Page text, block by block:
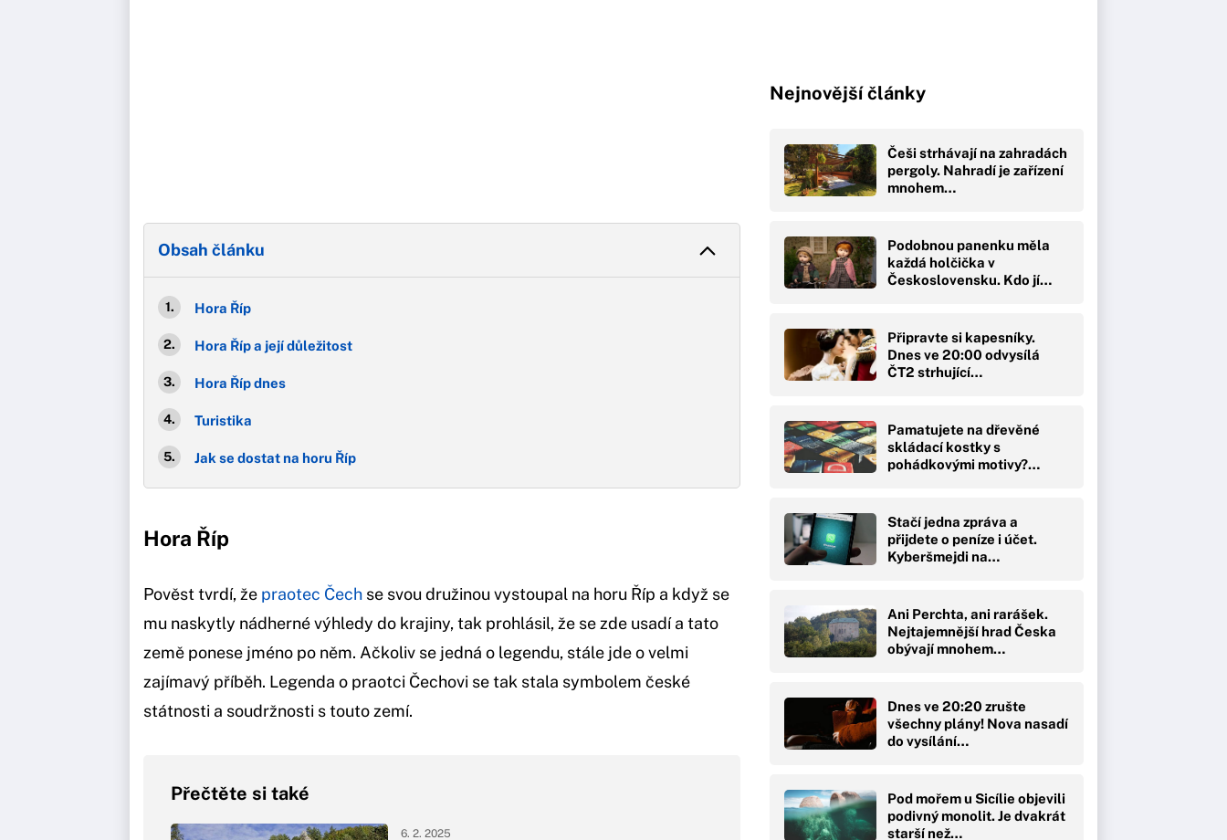
Obsah článku
Hora Říp
Hora Říp a její důležitost
Hora Říp dnes
Turistika
Jak se dostat na horu Říp
Hora Říp
Pověst tvrdí, že praotec Čech se svou družinou vystoupal na horu Říp a když se
mu naskytly nádherné výhledy do krajiny, tak prohlásil, že se zde usadí a tato
země ponese jméno po něm. Ačkoliv se jedná o legendu, stále jde o velmi
zajímavý příběh. Legenda o praotci Čechovi se tak stala symbolem české
státnosti a soudržnosti s touto zemí.
Přečtěte si také
6. 2. 2025
Nejnovější články
Češi strhávají na zahradách
pergoly. Nahradí je zařízení
mnohem…
Podobnou panenku měla
každá holčička v
Československu. Kdo jí…
Připravte si kapesníky.
Dnes ve 20:00 odvysílá
ČT2 strhující…
Pamatujete na dřevěné
skládací kostky s
pohádkovými motivy?…
Stačí jedna zpráva a
přijdete o peníze i účet.
Kyberšmejdi na…
Ani Perchta, ani rarášek.
Nejtajemnější hrad Česka
obývají mnohem…
Dnes ve 20:20 zrušte
všechny plány! Nova nasadí
do vysílání…
Pod mořem u Sicílie objevili
podivný monolit. Je dvakrát
starší než…